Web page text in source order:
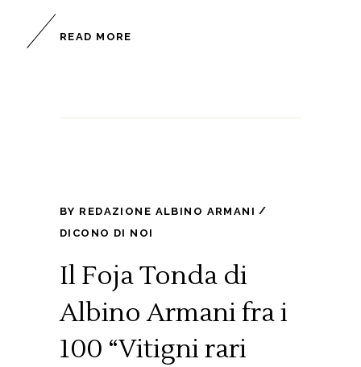
READ MORE
BY REDAZIONE ALBINO ARMANI
DICONO DI NOI
Il Foja Tonda di
Albino Armani fra i
100 “Vitigni rari